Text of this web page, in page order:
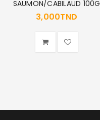
SAUMON/CABILAUD 100G
3,000TND